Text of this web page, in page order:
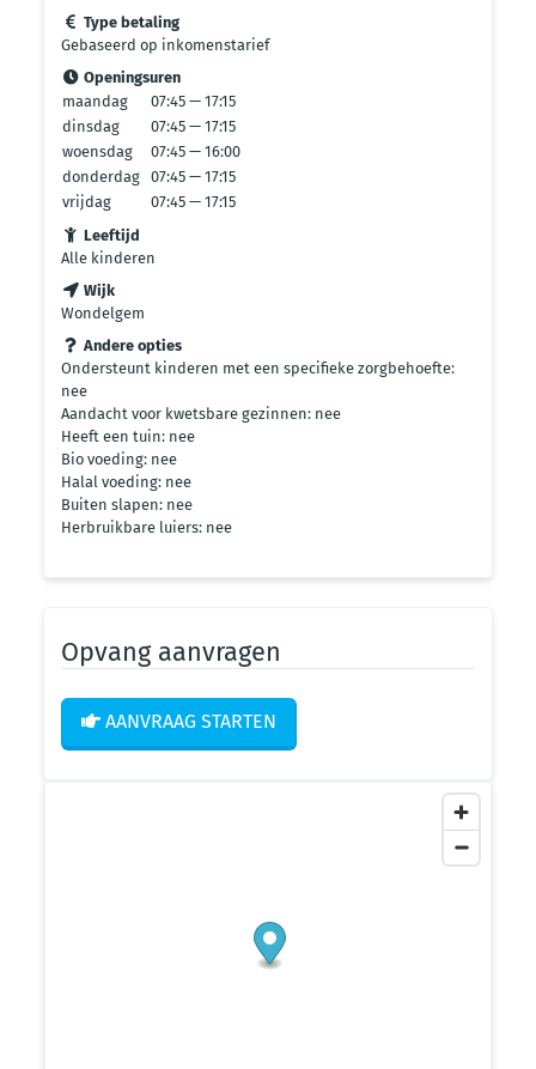
Type betaling
Gebaseerd op inkomenstarief
Openingsuren
maandag
07:45 — 17:15
dinsdag
07:45 — 17:15
woensdag
07:45 — 16:00
donderdag 07:45 — 17:15
vrijdag
07:45 — 17:15
Leeftijd
Alle kinderen
Wijk
Wondelgem
Andere opties
Ondersteunt kinderen met een specifieke zorgbehoefte:
nee
Aandacht voor kwetsbare gezinnen: nee
Heeft een tuin: nee
Bio voeding: nee
Halal voeding: nee
Buiten slapen: nee
Herbruikbare luiers: nee
Opvang aanvragen
AANVRAAG STARTEN